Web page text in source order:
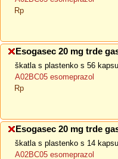
Rp
Esogasec 20 mg trde
škatla s plastenko s 56
A02BC05 esomeprazol
Rp
Esogasec 20 mg trde
škatla s plastenko s 14
A02BC05 esomeprazol